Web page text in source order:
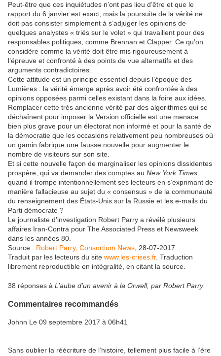
Peut-être que ces inquiétudes n’ont pas lieu d’être et que le
rapport du 6 janvier est exact, mais la poursuite de la vérité ne
doit pas consister simplement à s’adjuger les opinions de
quelques analystes « triés sur le volet » qui travaillent pour des
responsables politiques, comme Brennan et Clapper. Ce qu’on
considère comme la vérité doit être mis rigoureusement à
l’épreuve et confronté à des points de vue alternatifs et des
arguments contradictoires.
Cette attitude est un principe essentiel depuis l’époque des
Lumières : la vérité émerge après avoir été confrontée à des
opinions opposées parmi celles existant dans la foire aux idées.
Remplacer cette très ancienne vérité par des algorithmes qui se
déchaînent pour imposer la Version officielle est une menace
bien plus grave pour un électorat non informé et pour la santé de
la démocratie que les occasions relativement peu nombreuses où
un gamin fabrique une fausse nouvelle pour augmenter le
nombre de visiteurs sur son site.
Et si cette nouvelle façon de marginaliser les opinions dissidentes
prospère, qui va demander des comptes au New York Times
quand il trompe intentionnellement ses lecteurs en s’exprimant de
manière fallacieuse au sujet du « consensus » de la communauté
du renseignement des États-Unis sur la Russie et les e-mails du
Parti démocrate ?
Le journaliste d’investigation Robert Parry a révélé plusieurs
affaires Iran-Contra pour The Associated Press et Newsweek
dans les années 80.
Source : Robert Parry, Consortium News, 28-07-2017
Traduit par les lecteurs du site www.les-crises.fr. Traduction
librement reproductible en intégralité, en citant la source.
38 réponses à L’aube d’un avenir à la Orwell, par Robert Parry
Commentaires recommandés
Johnn Le 09 septembre 2017 à 06h41
Sans oublier la réécriture de l’histoire, tellement plus facile à l’ère